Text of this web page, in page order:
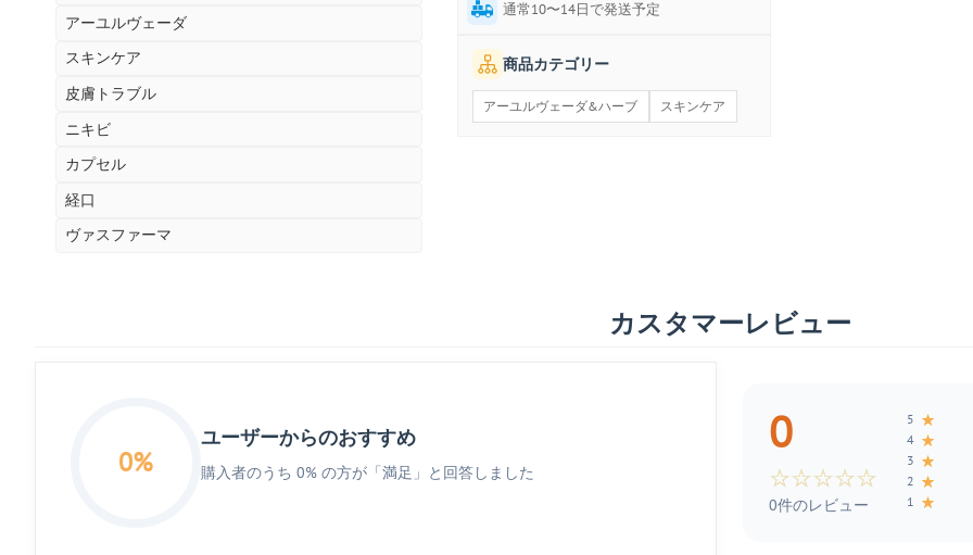
アーユルヴェーダ
スキンケア
皮膚トラブル
ニキビ
カプセル
経口
ヴァスファーマ
通常10〜14日で発送予定
商品カテゴリー
アーユルヴェーダ&ハーブ スキンケア
カスタマーレビュー
0%
ユーザーからのおすすめ
購入者のうち 0% の方が「満足」と回答しました
0
☆☆☆☆☆
0件のレビュー
5 ★
4 ★
3 ★
2 ★
1 ★